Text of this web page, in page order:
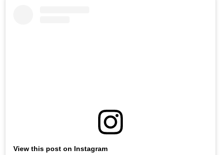
View this post on Instagram